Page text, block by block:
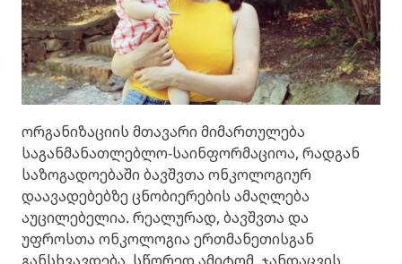
ორგანიზაციის მთავარი მიმართულება
საგანმანათლებლო-საინფორმაციოა, რადგან
საზოგადოებაში ბავშვთა ონკოლოგიურ
დაავადებებზე ცნობიერების ამაღლება
აუცილებელია. რეალურად, ბავშვთა და
უფროსთა ონკოლოგია ერთმანეთისგან